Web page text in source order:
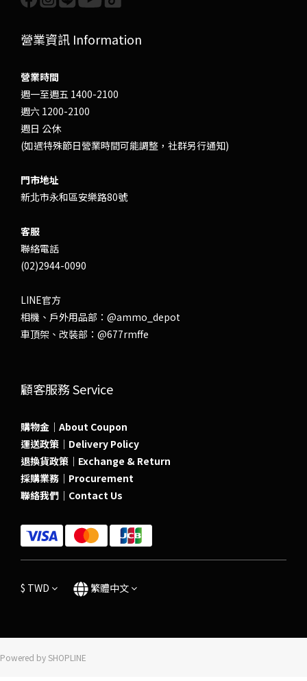
營業資訊 Information
營業時間
週一至週五 1400-2100
週六 1200-2100
週日 公休
(如遇特殊節日營業時間可能調整，社群另行通知)
門市地址
新北市永和區安樂路80號
客服
聯絡電話
(02)2944-0090
LINE官方
相機、戶外用品部： @ammo_depot
車頂架、改裝部： @677rmffe
顧客服務 Service
購物金｜About Coupon
運送政策｜Delivery Policy
退換貨政策｜Exchange & Return
採購業務｜Procurement
聯絡我們｜Contact Us
$ TWD 繁體中文
Powered by SHOPLINE